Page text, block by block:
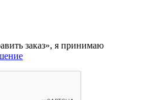
заказ», я принимаю